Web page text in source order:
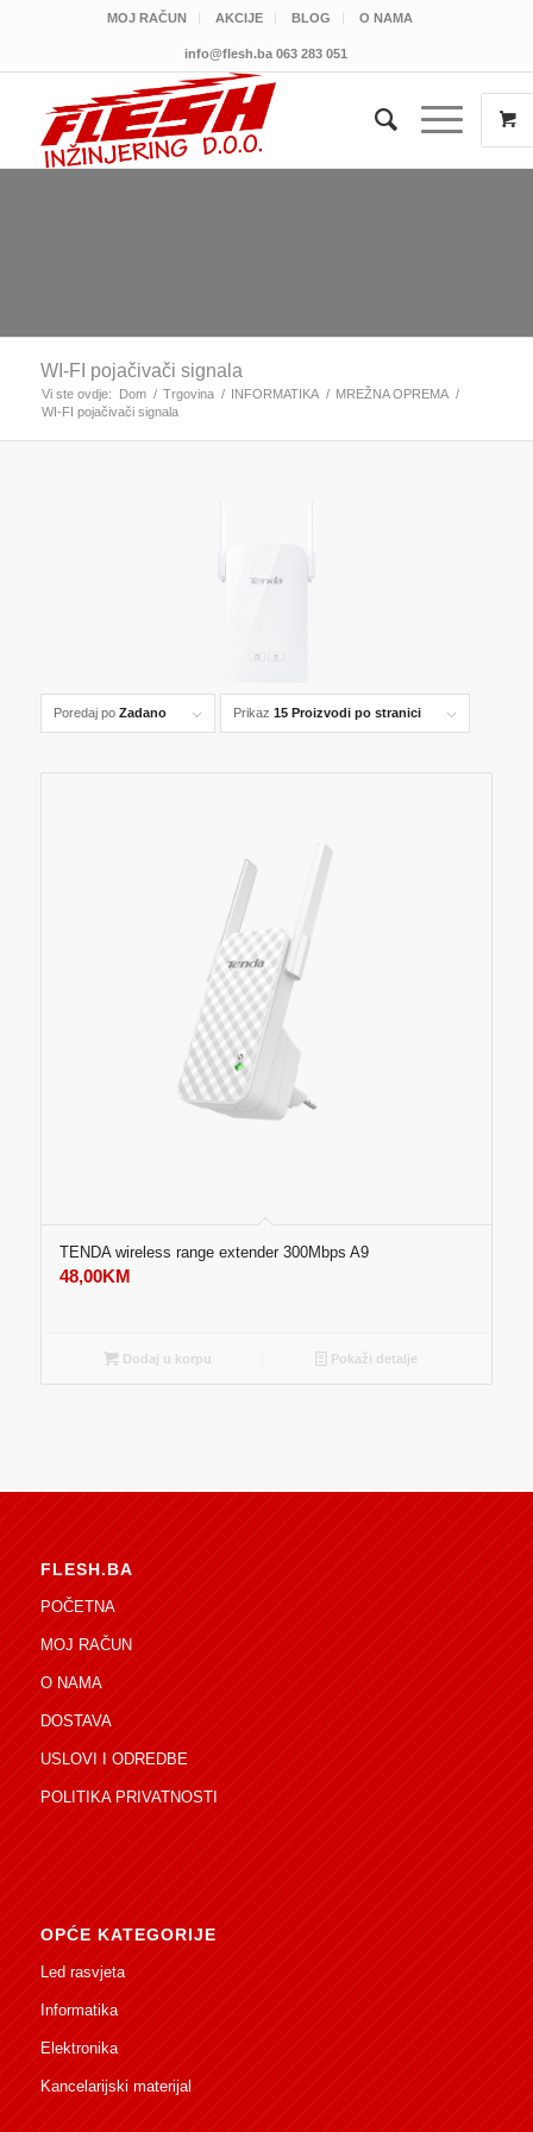
MOJ RAČUN AKCIJE BLOG O NAMA
info@flesh.ba 063 283 051
WI-FI pojačivači signala
Vi ste ovdje: Dom / Trgovina / INFORMATIKA / MREŽNA OPREMA /
WI-FI pojačivači signala
Poredaj po Zadano Prikaz 15 Proizvodi po stranici
TENDA wireless range extender 300Mbps A9
48,00KM
Dodaj u korpu Pokaži detalje
FLESH.BA
POČETNA
MOJ RAČUN
O NAMA
DOSTAVA
USLOVI I ODREDBE
POLITIKA PRIVATNOSTI
OPĆE KATEGORIJE
Led rasvjeta
Informatika
Elektronika
Kancelarijski materijal